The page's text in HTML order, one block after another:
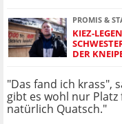
PROMIS &
KIEZ-
DER
"Das fand ich krass",
gibt es wohl nur
natürlich Quatsch."